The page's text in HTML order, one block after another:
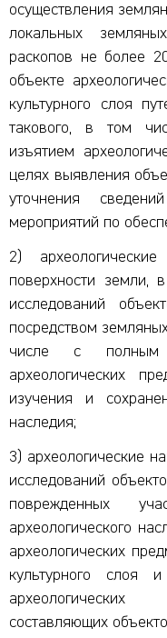
осуществления
локальных
раскопов не более
объекте
культурного слоя
такового, в том
изъятием
целях выявления
уточнения
мероприятий по
2)
поверхности земли,
исследований
посредством
числе с полным
археологических
изучения и
наследия;
3) археологические
исследований
поврежденных
археологического
археологических
культурного слоя
составляющих